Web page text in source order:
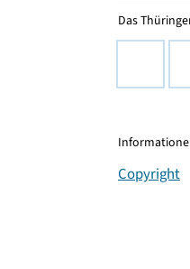
Das
Copyright